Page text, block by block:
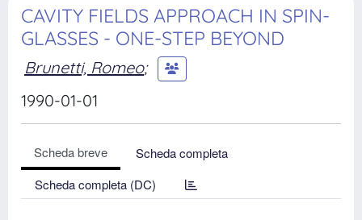
CAVITY FIELDS APPROACH IN SPIN-
GLASSES - ONE-STEP BEYOND
Brunetti, Romeo;
1990-01-01
Scheda breve
Scheda completa
Scheda completa (DC)